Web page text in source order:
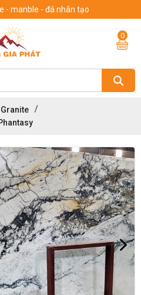
- manble - đá nhân tạo
0